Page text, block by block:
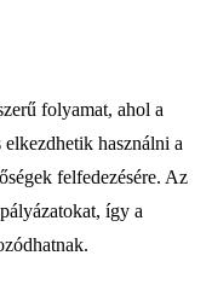
folyamat, ahol a
használni a
felfedezésére. Az
így a